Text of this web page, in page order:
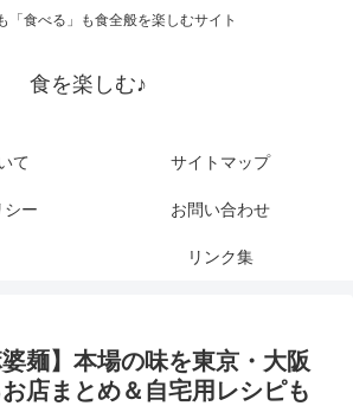
「食べる」も食全般を楽しむサイト
食を楽しむ♪
て サイトマップ
シー お問い合わせ
リンク集
婆麺】本場の味を東京・大阪
店まとめ＆自宅用レシピも